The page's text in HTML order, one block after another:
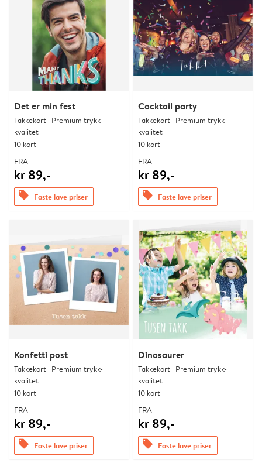
Det er min fest
Takkekort | Premium trykk-
kvalitet
10 kort
FRA
kr 89,-
offers Faste lave priser
Cocktail party
Takkekort | Premium trykk-
kvalitet
10 kort
FRA
kr 89,-
offers Faste lave priser
Konfetti post
Takkekort | Premium trykk-
kvalitet
10 kort
FRA
kr 89,-
offers Faste lave priser
Dinosaurer
Takkekort | Premium trykk-
kvalitet
10 kort
FRA
kr 89,-
offers Faste lave priser